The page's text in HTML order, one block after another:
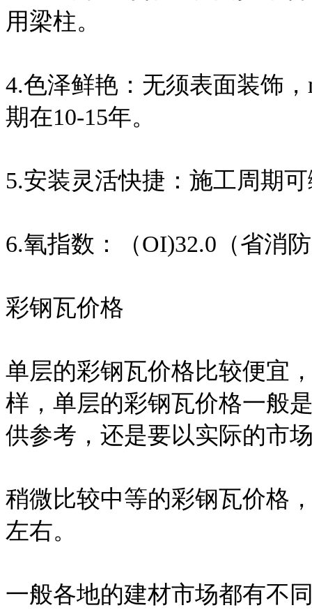
用梁柱。
4.色泽鲜艳：无须表面装饰
期在10-15年。
5.安装灵活快捷：施工周期
6.氧指数：（OI)32.0（省消
彩钢瓦价格
单层的彩钢瓦价格比较便宜
样，单层的彩钢瓦价格一般
供参考，还是要以实际的市
稍微比较中等的彩钢瓦价格
左右。
一般各地的建材市场都有不